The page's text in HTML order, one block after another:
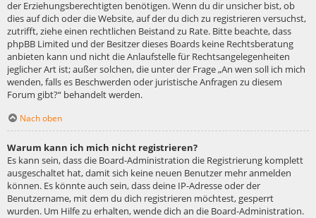
der Erziehungsberechtigten benötigen. Wenn du dir unsicher bist, ob
dies auf dich oder die Website, auf der du dich zu registrieren versuchst,
zutrifft, ziehe einen rechtlichen Beistand zu Rate. Bitte beachte, dass
phpBB Limited und der Besitzer dieses Boards keine Rechtsberatung
anbieten kann und nicht die Anlaufstelle für Rechtsangelegenheiten
jeglicher Art ist; außer solchen, die unter der Frage „An wen soll ich mich
wenden, falls es Beschwerden oder juristische Anfragen zu diesem
Forum gibt?“ behandelt werden.
Nach oben
Warum kann ich mich nicht registrieren?
Es kann sein, dass die Board-Administration die Registrierung komplett
ausgeschaltet hat, damit sich keine neuen Benutzer mehr anmelden
können. Es könnte auch sein, dass deine IP-Adresse oder der
Benutzername, mit dem du dich registrieren möchtest, gesperrt
wurden. Um Hilfe zu erhalten, wende dich an die Board-Administration.